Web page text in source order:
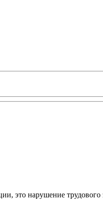
это нарушение трудового